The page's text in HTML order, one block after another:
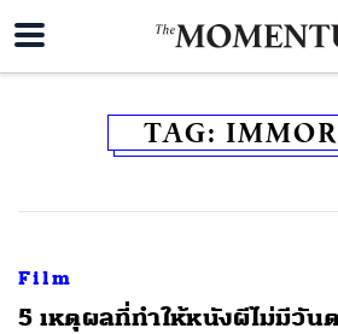
TAG:
Film
5 เหตุผลที่ทำให้หนังผีไม่มีวัน